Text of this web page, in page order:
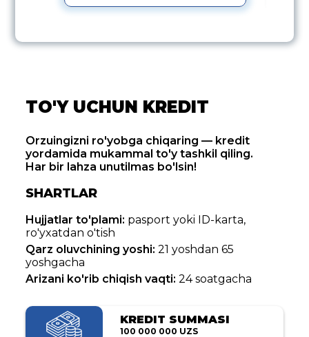
TO'Y UCHUN KREDIT
Orzuingizni ro'yobga chiqaring — kredit
yordamida mukammal to'y tashkil qiling.
Har bir lahza unutilmas bo'lsin!
SHARTLAR
Hujjatlar to'plami: pasport yoki ID-karta,
ro'yxatdan o'tish
Qarz oluvchining yoshi: 21 yoshdan 65
yoshgacha
Arizani ko'rib chiqish vaqti: 24 soatgacha
KREDIT SUMMASI
100 000 000 UZS